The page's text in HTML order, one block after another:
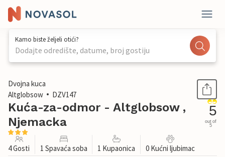
Kamo biste željeli otići?
Dodajte odredište, datume, broj gostiju
1 / 32
Dvojna kuca
Altglobsow
DZV147
Kuća-za-odmor - Altglobsow ,
Njemacka
5
out of
5
4 Gosti 1 Spavaća soba 1 Kupaonica 0 Kućni ljubimac